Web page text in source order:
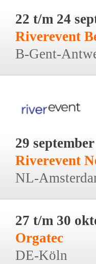
22 t/m 24
Riverevent
B-Gent-
29
Riverevent
NL-
27 t/m 30
Orgatec
DE-Köln